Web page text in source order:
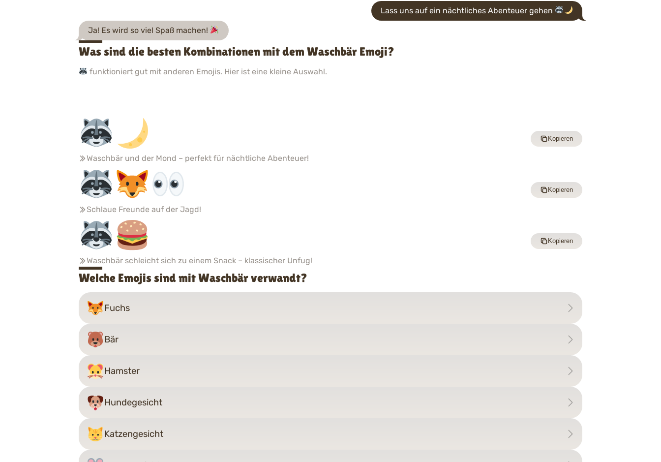
Lass uns auf ein nächtliches Abenteuer gehen
Ja! Es wird so viel Spaß machen!
Was sind die besten Kombinationen mit dem Waschbär Emoji?
funktioniert gut mit anderen Emojis. Hier ist eine kleine Auswahl.
Waschbär und der Mond – perfekt für nächtliche Abenteuer!
Kopieren
Schlaue Freunde auf der Jagd!
Kopieren
Waschbär schleicht sich zu einem Snack – klassischer Unfug!
Kopieren
Welche Emojis sind mit Waschbär verwandt?
Fuchs
Bär
Hamster
Hundegesicht
Katzengesicht